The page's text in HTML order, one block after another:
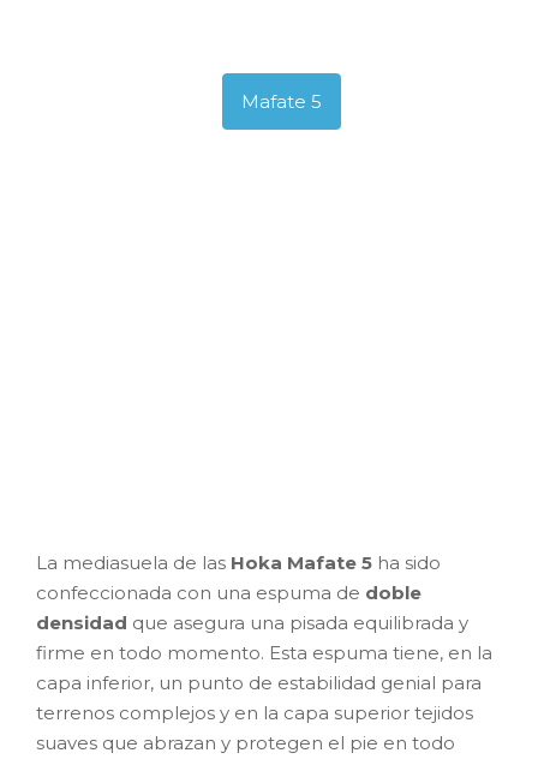
Mafate 5
La mediasuela de las Hoka Mafate 5 ha sido
confeccionada con una espuma de doble
densidad que asegura una pisada equilibrada y
firme en todo momento. Esta espuma tiene, en la
capa inferior, un punto de estabilidad genial para
terrenos complejos y en la capa superior tejidos
suaves que abrazan y protegen el pie en todo